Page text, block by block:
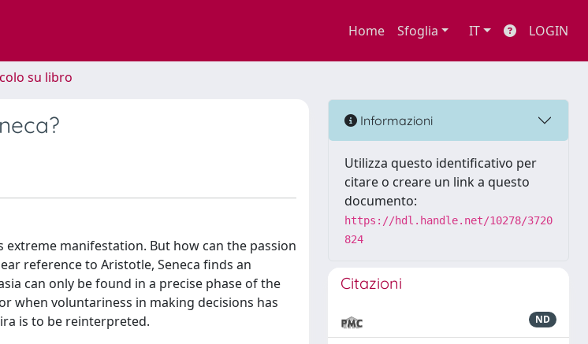
Home Sfoglia IT LOGIN
su libro
manifestation. But how can the passion
reference to Aristotle, Seneca finds an
can only be found in a precise phase of the
when voluntariness in making decisions has
is to be reinterpreted.
Informazioni
Utilizza questo identificativo per
citare o creare un link a questo
documento:
https://hdl.handle.net/10278/3720
824
Citazioni
ND